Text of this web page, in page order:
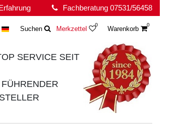
Fachberatung 07531/56458
Suchen Merkzettel
0
Warenkorb
0
SERVICE SEIT